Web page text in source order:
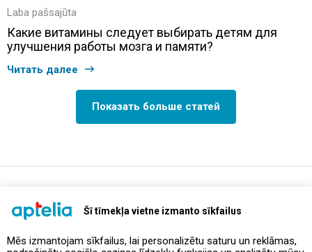
Šī tīmekļa vietne izmanto sīkfailus
Mēs izmantojam sīkfailus, lai personalizētu saturu un reklāmas,
Laba pašsajūta
Какие витамины следует выбирать детям для
улучшения работы мозга и памяти?
Читать далее
Показать больше статей